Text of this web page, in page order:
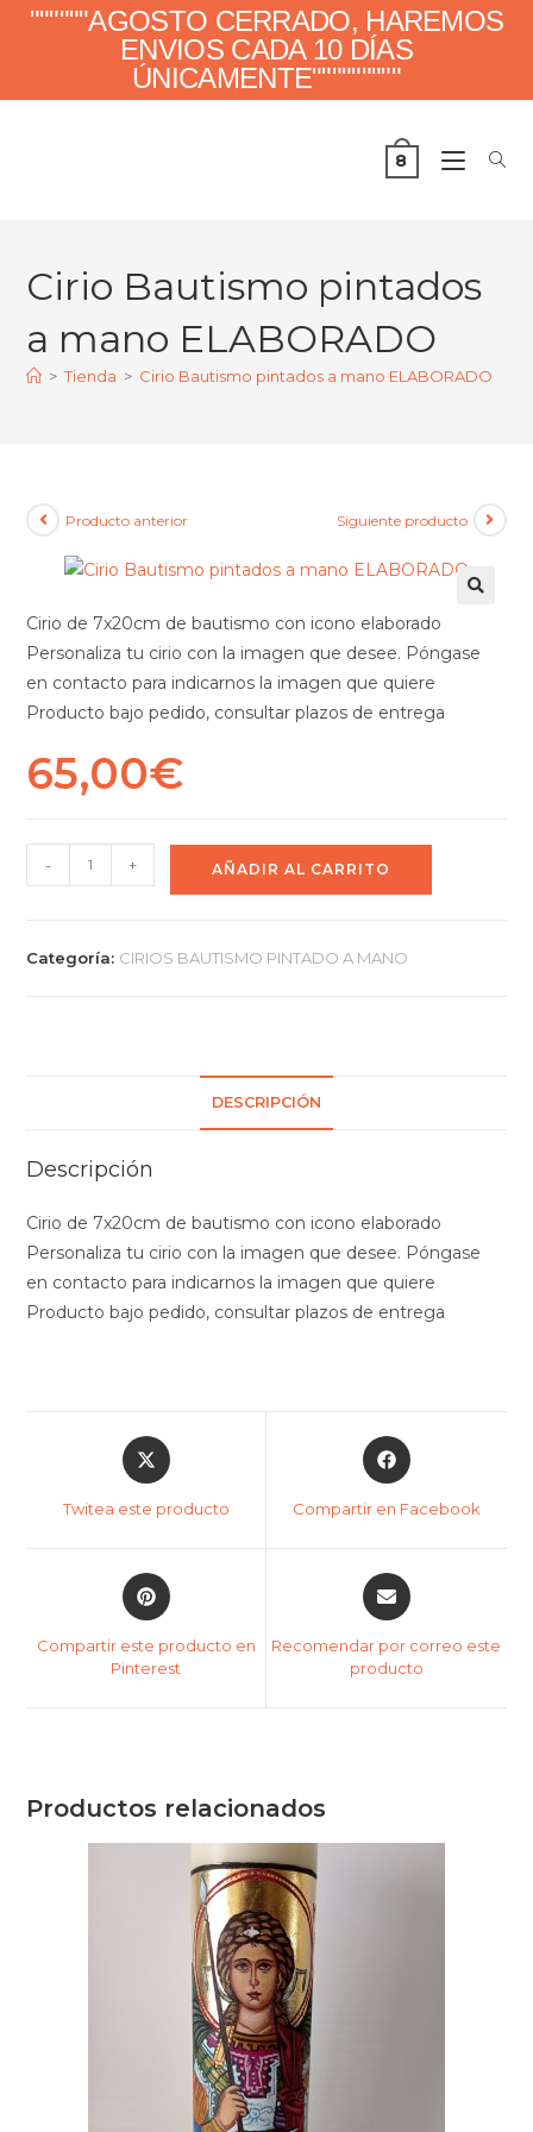
""""""AGOSTO CERRADO, HAREMOS
ENVIOS CADA 10 DÍAS
ÚNICAMENTE"""""""""
8
Cirio Bautismo pintados
a mano ELABORADO
> Tienda > Cirio Bautismo pintados a mano ELABORADO
Producto anterior Siguiente producto
Cirio de 7x20cm de bautismo con icono elaborado
Personaliza tu cirio con la imagen que desee. Póngase
en contacto para indicarnos la imagen que quiere
Producto bajo pedido, consultar plazos de entrega
65,00€
- + AÑADIR AL CARRITO
Categoría: CIRIOS BAUTISMO PINTADO A MANO
DESCRIPCIÓN
Descripción
Cirio de 7x20cm de bautismo con icono elaborado
Personaliza tu cirio con la imagen que desee. Póngase
en contacto para indicarnos la imagen que quiere
Producto bajo pedido, consultar plazos de entrega
Twitea este producto Compartir en Facebook
Compartir este producto en
Pinterest
Recomendar por correo este
producto
Productos relacionados